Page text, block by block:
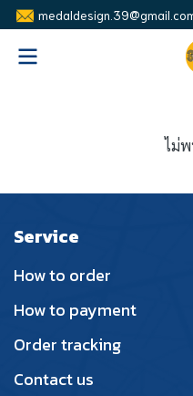
ไม่
Service
How to order
How to payment
Order tracking
Contact us